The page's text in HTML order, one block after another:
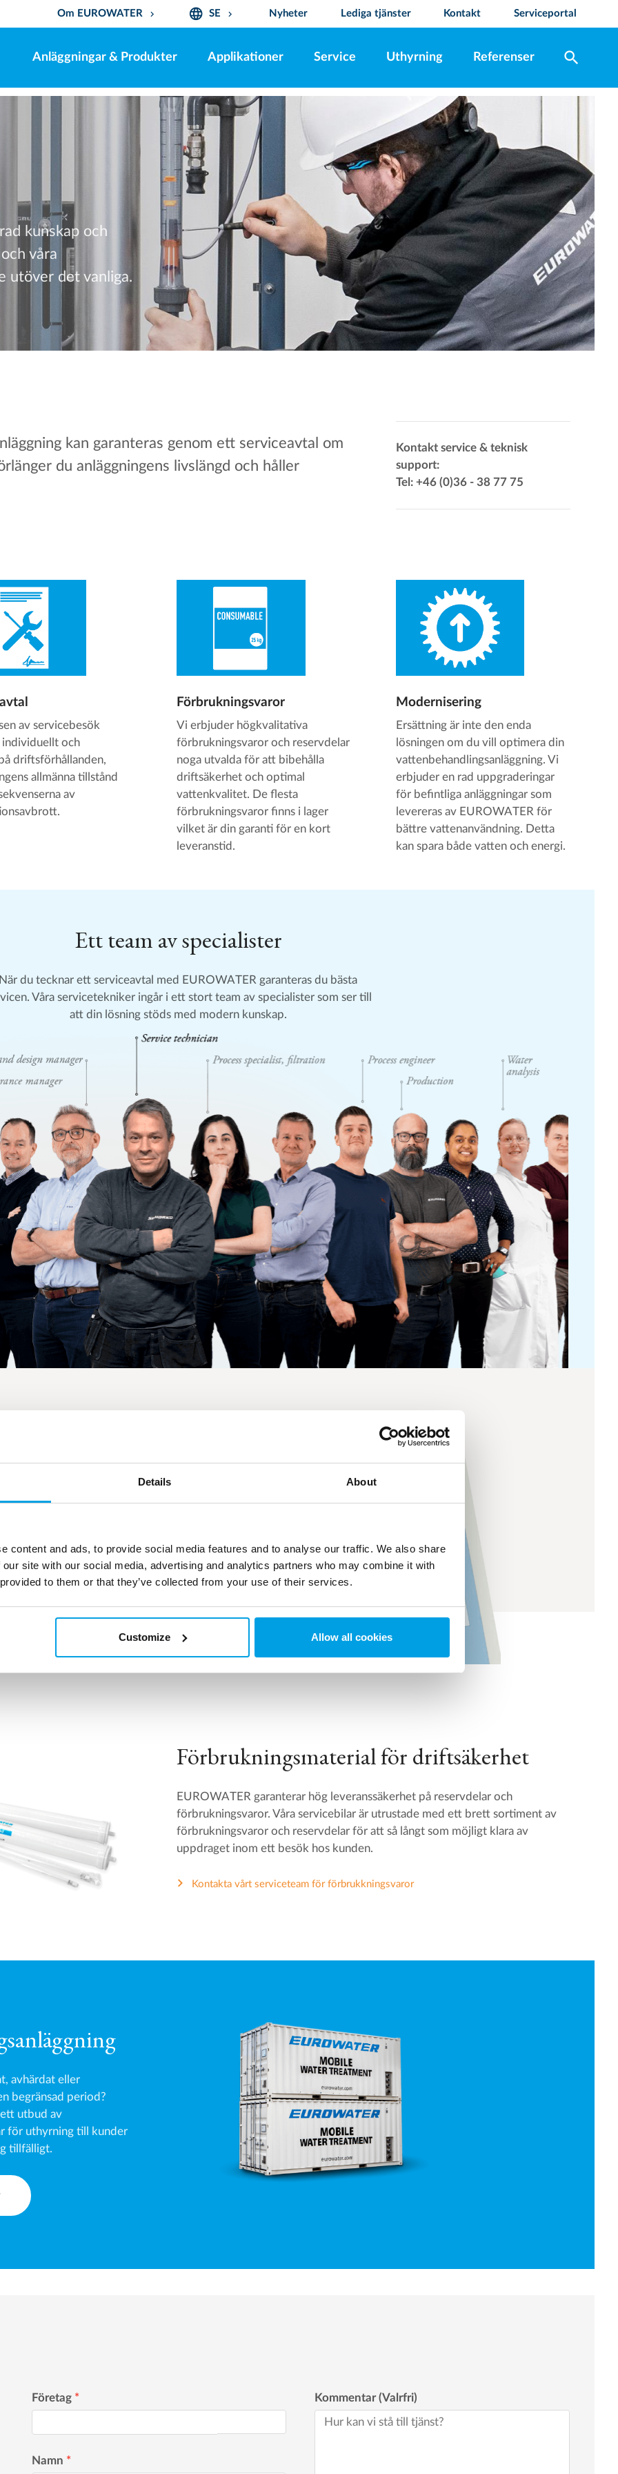
Details About
content and ads, to provide social media features and to analyse our traffic. We also share
site with our social media, advertising and analytics partners who may combine it with
to them or that they’ve collected from your use of their services.
Customize Allow all cookies
Om EUROWATER keyboard_arrow_down language SE keyboard_arrow_down Nyheter Lediga tjänster Kontakt Serviceportal
Anläggningar & Produkter Applikationer Service Uthyrning Referenser search
kunskap och
våra
utöver det vanliga.
kan garanteras genom ett serviceavtal om
du anläggningens livslängd och håller
Kontakt service & teknisk
support:
Tel: +46 (0)36 - 38 77 75
av servicebesök
individuellt och
driftsförhållanden,
allmänna tillstånd
av
Förbrukningsvaror
Vi erbjuder högkvalitativa
förbrukningsvaror och reservdelar
noga utvalda för att bibehålla
driftsäkerhet och optimal
vattenkvalitet. De flesta
förbrukningsvaror finns i lager
vilket är din garanti för en kort
leveranstid.
Modernisering
Ersättning är inte den enda
lösningen om du vill optimera din
vattenbehandlingsanläggning. Vi
erbjuder en rad uppgraderingar
för befintliga anläggningar som
levereras av EUROWATER för
bättre vattenanvändning. Detta
kan spara både vatten och energi.
Ett team av specialister
du tecknar ett serviceavtal med EUROWATER garanteras du bästa
Våra servicetekniker ingår i ett stort team av specialister som ser till
att din lösning stöds med modern kunskap.
som meddelar dig
och undviker
förebyggande
Förbrukningsmaterial för driftsäkerhet
EUROWATER garanterar hög leveranssäkerhet på reservdelar och
förbrukningsvaror. Våra servicebilar är utrustade med ett brett sortiment av
förbrukningsvaror och reservdelar för att så långt som möjligt klara av
uppdraget inom ett besök hos kunden.
Kontakta vårt serviceteam för förbrukkningsvaror
avhärdat eller
begränsad period?
utbud av
för uthyrning till kunder
tillfälligt.
Företag *
Namn *
Kommentar (Valrfri)